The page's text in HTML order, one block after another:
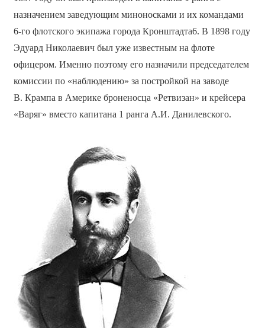
назначением заведующим миноносками и их командами
6-го флотского экипажа города Кронштадта6. В 1898 году
Эдуард Николаевич был уже известным на флоте
офицером. Именно поэтому его назначили председателем
комиссии по «наблюдению» за постройкой на заводе
В. Крампа в Америке броненосца «Ретвизан» и крейсера
«Варяг» вместо капитана 1 ранга А.И. Данилевского.